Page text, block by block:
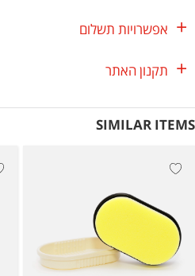
אפשרויות תשלום
תקנון האתר
SIMILAR ITEMS